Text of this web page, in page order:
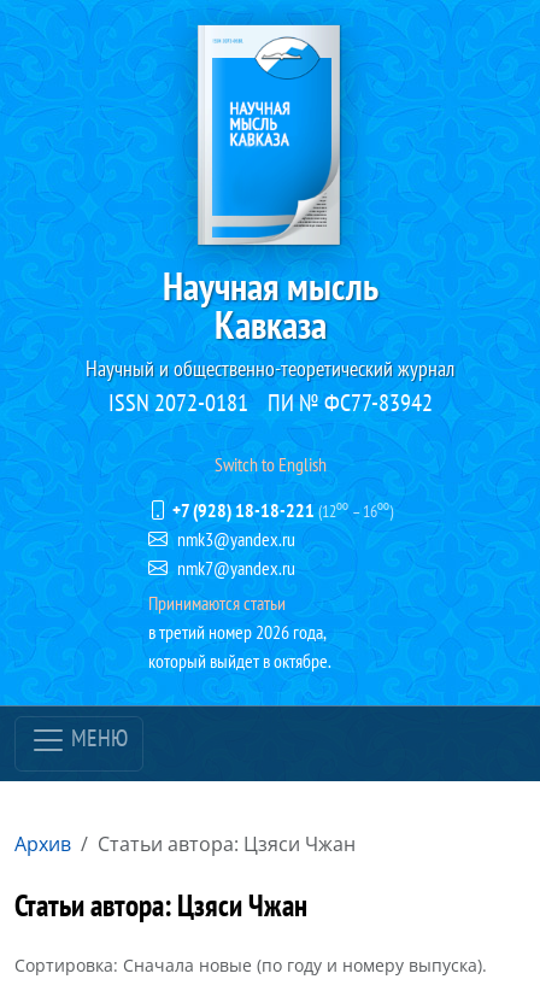
Научная мысль
Кавказа
Научный и общественно-теоретический журнал
ISSN 2072-0181 ПИ № ФС77-83942
Switch to English
+7 (928) 18-18-221(12⁰⁰ – 16⁰⁰)
nmk3@yandex.ru
nmk7@yandex.ru
Принимаются статьи
в третий номер 2026 года,
который выйдет в октябре.
МЕНЮ
Архив Статьи автора: Цзяси Чжан
Статьи автора: Цзяси Чжан
Сортировка: Сначала новые (по году и номеру выпуска).